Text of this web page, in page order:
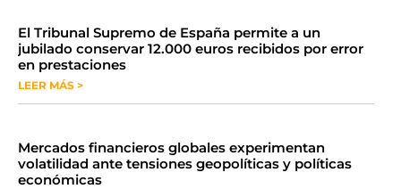
​El Tribunal Supremo de España permite a un
jubilado conservar 12.000 euros recibidos por error
en prestaciones
LEER MÁS >
Mercados financieros globales experimentan
volatilidad ante tensiones geopolíticas y políticas
económicas